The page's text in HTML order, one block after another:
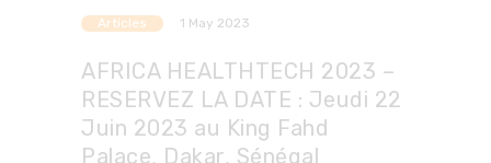
Articles 1 May 2023
AFRICA HEALTHTECH 2023 –
RESERVEZ LA DATE : Jeudi 22
Juin 2023 au King Fahd
Palace, Dakar, Sénégal